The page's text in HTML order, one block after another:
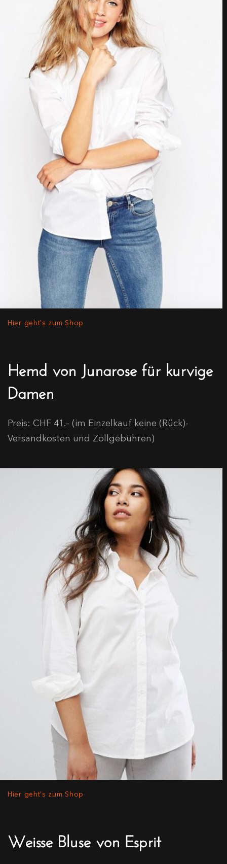
Hier geht's zum Shop
Hemd von Junarose für kurvige
Damen
Preis: CHF 41.– (im Einzelkauf keine (Rück)-
Versandkosten und Zollgebühren)
Hier geht's zum Shop
Weisse Bluse von Esprit